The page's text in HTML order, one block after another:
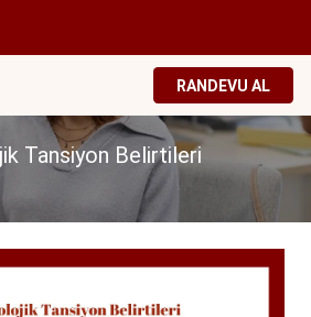
RANDEVU AL
Tansiyon Belirtileri